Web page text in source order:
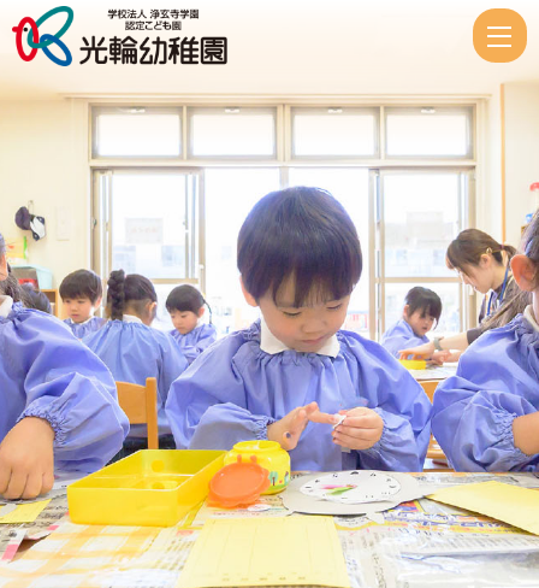
入
園
式
|
認
定
こ
ど
も
光
輪
幼
稚
園